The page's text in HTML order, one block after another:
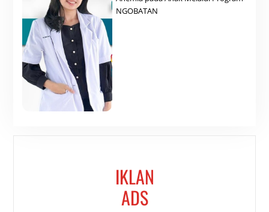
NGOBATAN
IKLAN
ADS